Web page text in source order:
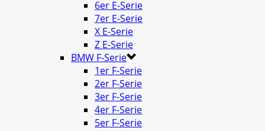
6er E-Serie
7er E-Serie
X E-Serie
Z E-Serie
BMW F-Serie
1er F-Serie
2er F-Serie
3er F-Serie
4er F-Serie
5er F-Serie